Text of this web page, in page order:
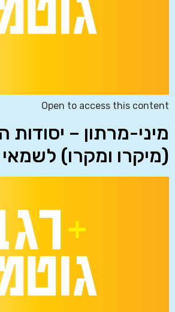
Open to access this content
מיני-מרתון – יסודות
(מיקרו ומקרו)